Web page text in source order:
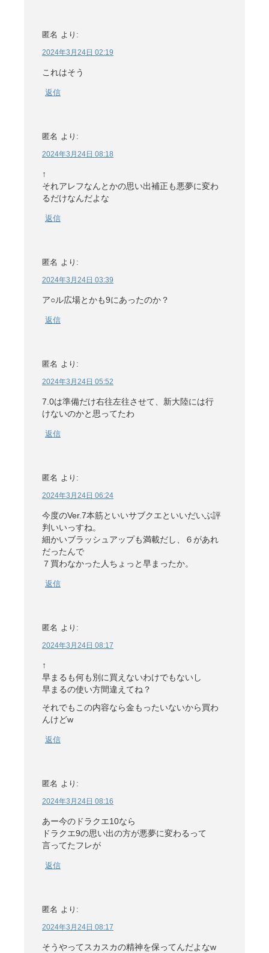
匿名 より:
2024年3月24日 02:19
これはそう
返信
匿名 より:
2024年3月24日 08:18
↑
それアレフなんとかの思い出補正も悪夢に変わ
るだけなんだよな
返信
匿名 より:
2024年3月24日 03:39
ア○ル広場とかも9にあったのか？
返信
匿名 より:
2024年3月24日 05:52
7.0は準備だけ右往左往させて、新大陸には行
けないのかと思ってたわ
返信
匿名 より:
2024年3月24日 06:24
今度のVer.7本筋といいサブクエといいだいぶ評
判いいっすね。
細かいブラッシュアップも満載だし、６があれ
だったんで
７買わなかった人ちょっと早まったか。
返信
匿名 より:
2024年3月24日 08:17
↑
早まるも何も別に買えないわけでもないし
早まるの使い方間違えてね？
それでもこの内容なら金もったいないから買わ
んけどw
返信
匿名 より:
2024年3月24日 08:16
あー今のドラクエ10なら
ドラクエ9の思い出の方が悪夢に変わるって
言ってたフレが
返信
匿名 より:
2024年3月24日 08:17
そうやってスカスカの精神を保ってんだよなw